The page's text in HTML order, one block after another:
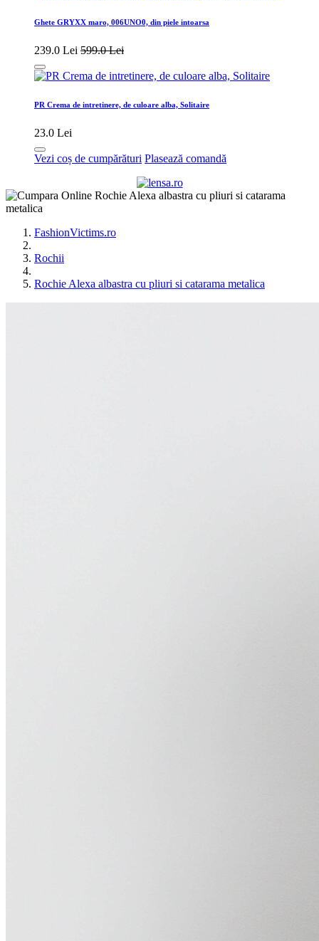
Ghete GRYXX maro, 006UNO0, din piele intoarsa
239.0 Lei 599.0 Lei
PR Crema de intretinere, de culoare alba, Solitaire
23.0 Lei
Vezi coș de cumpărături Plasează comandă
FashionVictims.ro
Rochii
Rochie Alexa albastra cu pliuri si catarama metalica